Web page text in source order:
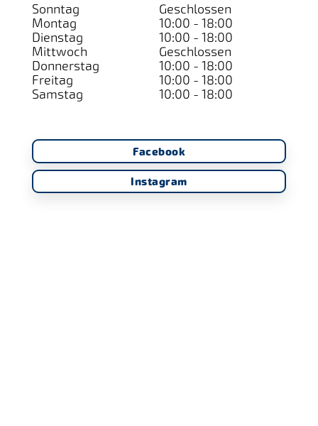
Sonntag
Geschlossen
Montag
10:00 - 18:00
Dienstag
10:00 - 18:00
Mittwoch
Geschlossen
Donnerstag
10:00 - 18:00
Freitag
10:00 - 18:00
Samstag
10:00 - 18:00
Facebook
Instagram